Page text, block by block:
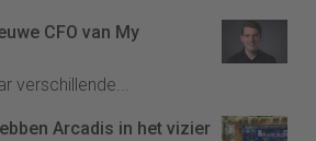
CFO van My
verschillende...
Arcadis in het vizier